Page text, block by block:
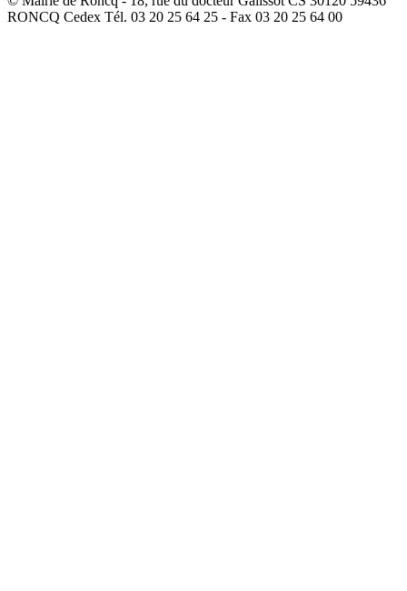
RONCQ Cedex Tél. 03 20 25 64 25 - Fax 03 20 25 64 00